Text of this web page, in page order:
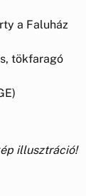
a Faluház
tökfaragó
illusztráció!